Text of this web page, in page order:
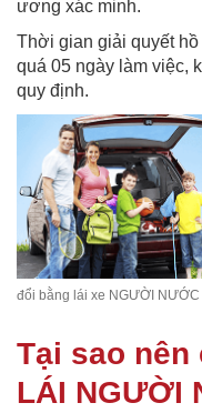
ương xác minh.
Thời gian giải quyết
quá 05 ngày làm việc,
quy định.
đổi bằng lái xe NGƯỜI
Tại sao nên
LÁI NGƯỜI